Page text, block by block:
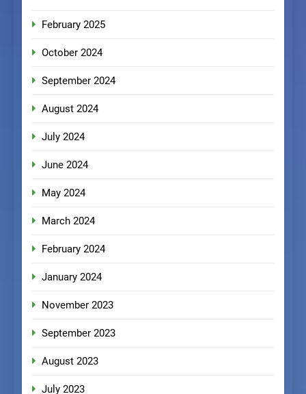
February 2025
October 2024
September 2024
August 2024
July 2024
June 2024
May 2024
March 2024
February 2024
January 2024
November 2023
September 2023
August 2023
July 2023